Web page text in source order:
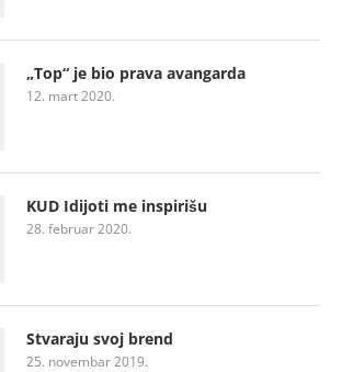
„Top“ je bio prava avangarda
12. mart 2020.
KUD Idijoti me inspirišu
28. februar 2020.
Stvaraju svoj brend
25. novembar 2019.